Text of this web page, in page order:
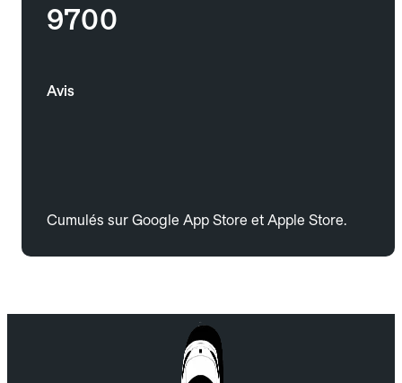
9700
Avis
Cumulés sur Google App Store et Apple Store.